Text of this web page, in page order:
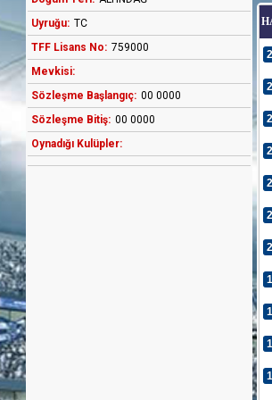
Uyruğu: TC
TFF Lisans No: 759000
Mevkisi:
Sözleşme Başlangıç: 00 0000
Sözleşme Bitiş: 00 0000
Oynadığı Kulüpler: